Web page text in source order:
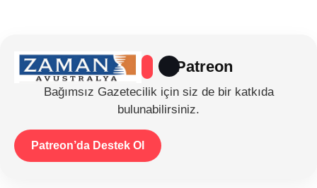
Patreon
Bağımsız Gazetecilik için siz de bir katkıda
bulunabilirsiniz.
Patreon’da Destek Ol